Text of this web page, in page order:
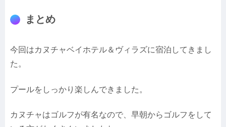
まとめ
今回はカヌチャベイホテル＆ヴィラズに宿泊してきまし
た。
プールをしっかり楽しんできました。
カヌチャはゴルフが有名なので、早朝からゴルフをして